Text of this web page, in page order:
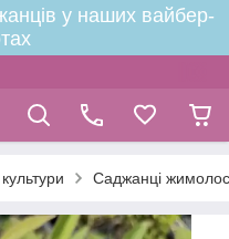
у наших вайбер-
культури Саджанці